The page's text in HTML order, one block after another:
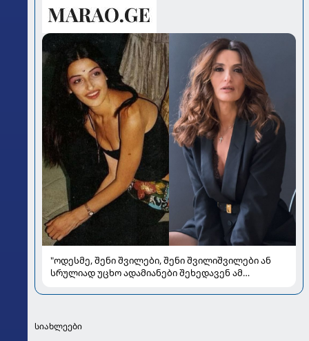
"ოდესმე, შენი შვილები, შენი შვილიშვილები ან
სრულიად უცხო ადამიანები შეხედავენ ამ
ყიფშიძეზე
სიახლეები